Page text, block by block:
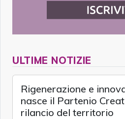
ULTIME NOTIZIE
Rigenerazione e
nasce il Partenio
rilancio del territorio